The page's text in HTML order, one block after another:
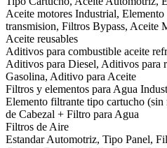
Aceite motores Industrial,
transmision, Filtros Bypass, Aceite
Aceite reusables
Aditivos para combustible aceite
Aditivos para Diesel, Aditivos para
Gasolina, Aditivo para Aceite
Filtros y elementos para Agua
Elemento filtrante tipo cartucho
de Cabezal + Filtro para Agua
Filtros de Aire
Estandar Automotriz, Tipo Panel,